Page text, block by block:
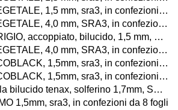
744 gr Cartone VEGETALE, 1,5 mm, sra3, in confezioni da 22 fogli
744 gr Cartone VEGETALE, 4,0 mm, SRA3, in confezioni da 8 fogli
950 gr Cartone GRIGIO, accoppiato, bilucido, 1,5 mm, SRA3, in confezioni da 17 fogli
979 gr Cartone VEGETALE, 4,0 mm, SRA3, in confezioni da 8 fogli
990 gr Cartone ECOBLACK, 1,5mm, sra3, in confezioni da 8 fogli
990 gr Cartone ECOBLACK, 1,5mm, sra3, in confezioni da 17 fogli
990 gr cartone viola bilucido tenax, solferino 1,7mm, SRA3
1,5mm, sra3, in confezioni da 8 fogli